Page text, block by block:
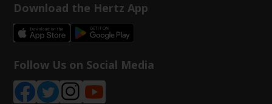
Download the Hertz App
Follow Us on Social Media